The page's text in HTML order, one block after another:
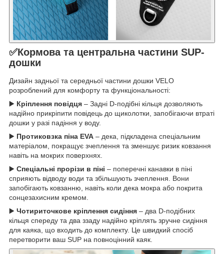
✅Кормова та центральна частини SUP-
дошки
Дизайн задньої та середньої частини дошки VELO
розроблений для комфорту та функціональності:
▶️ Кріплення повідця – Задні D-подібні кільця дозволяють
надійно прикріпити повідець до щиколотки, запобігаючи втраті
дошки у разі падіння у воду.
▶️ Протиковзка піна EVA – дека, підкладена спеціальним
матеріалом, покращує зчеплення та зменшує ризик ковзання
навіть на мокрих поверхнях.
▶️ Спеціальні прорізи в піні – поперечні канавки в піні
сприяють відводу води та збільшують зчеплення. Вони
запобігають ковзанню, навіть коли дека мокра або покрита
сонцезахисним кремом.
▶️ Чотириточкове кріплення сидіння – два D-подібних
кільця спереду та два ззаду надійно кріплять зручне сидіння
для каяка, що входить до комплекту. Це швидкий спосіб
перетворити ваш SUP на повноцінний каяк.